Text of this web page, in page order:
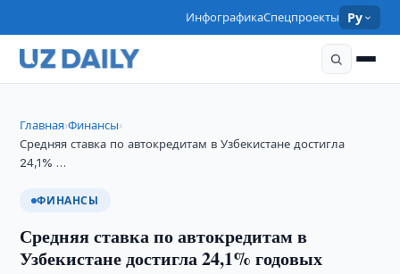
ИнфографикаСпецпроекты Ру
Главная›Финансы›
Средняя ставка по автокредитам в Узбекистане достигла
24,1% …
ФИНАНСЫ
Средняя ставка по автокредитам в
Узбекистане достигла 24,1% годовых